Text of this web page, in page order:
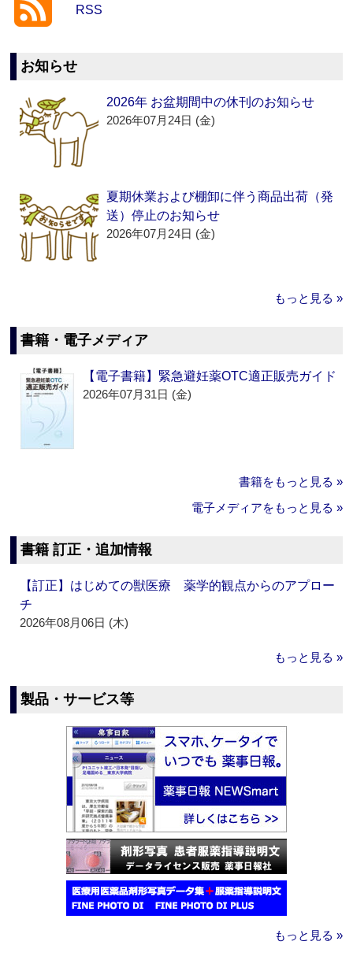
RSS
お知らせ
2026年 お盆期間中の休刊のお知らせ
2026年07月24日 (金)
夏期休業および棚卸に伴う商品出荷（発
送）停止のお知らせ
2026年07月24日 (金)
もっと見る »
書籍・電子メディア
【電子書籍】緊急避妊薬OTC適正販売ガイド
2026年07月31日 (金)
書籍をもっと見る »
電子メディアをもっと見る »
書籍 訂正・追加情報
【訂正】はじめての獣医療 薬学的観点からのアプロー
チ
2026年08月06日 (木)
もっと見る »
製品・サービス等
もっと見る »